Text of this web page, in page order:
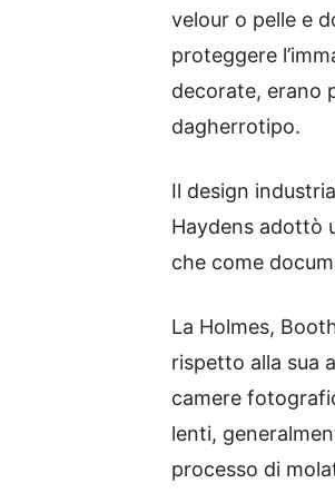
velour o pelle e
proteggere
decorate, erano
dagherrotipo.
Il design
Haydens adottò
che come
La Holmes,
rispetto alla sua
camere
lenti,
processo di